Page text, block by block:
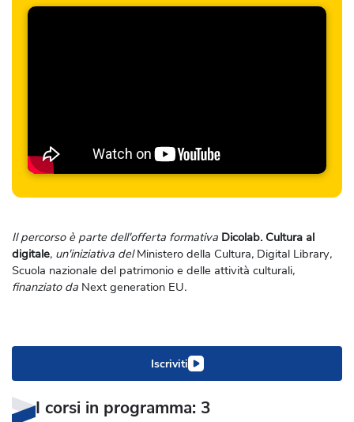
Il percorso è parte dell'offerta formativa Dicolab. Cultura al
digitale, un'iniziativa delMinistero della Cultura, Digital Library,
Scuola nazionale del patrimonio e delle attività culturali,
finanziato da Next generation EU.
Iscriviti
I corsi in programma: 3